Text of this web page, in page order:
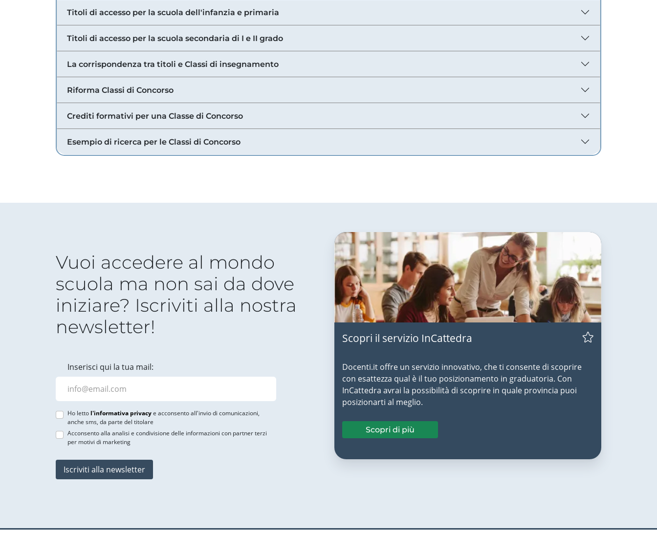
Titoli di accesso per la scuola dell'infanzia e primaria
Titoli di accesso per la scuola secondaria di I e II grado
La corrispondenza tra titoli e Classi di insegnamento
Riforma Classi di Concorso
Crediti formativi per una Classe di Concorso
Esempio di ricerca per le Classi di Concorso
Vuoi accedere al mondo
scuola ma non sai da dove
iniziare? Iscriviti alla nostra
newsletter!
Inserisci qui la tua mail:
Ho letto l'informativa privacye acconsento all'invio di comunicazioni,
anche sms, da parte del titolare
Acconsento alla analisi e condivisione delle informazioni con partner terzi
per motivi di marketing
Iscriviti alla newsletter
Scopri il servizio InCattedra
Docenti.it offre un servizio innovativo, che ti consente di scoprire
con esattezza qual è il tuo posizionamento in graduatoria. Con
InCattedra avrai la possibilità di scoprire in quale provincia puoi
posizionarti al meglio.
Scopri di più